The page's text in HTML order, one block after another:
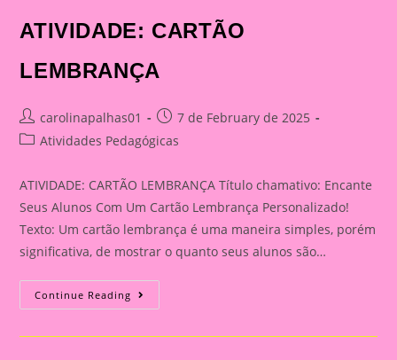
ATIVIDADE: CARTÃO
LEMBRANÇA
Post
author:
carolinapalhas01
Post
published:
7 de February de 2025
PostAtividades Pedagógicas
ATIVIDADE: CARTÃO LEMBRANÇA Título chamativo: Encante
Seus Alunos Com Um Cartão Lembrança Personalizado!
Texto: Um cartão lembrança é uma maneira simples, porém
significativa, de mostrar o quanto seus alunos são…
Continue Reading ATIVIDADE:
CARTÃO